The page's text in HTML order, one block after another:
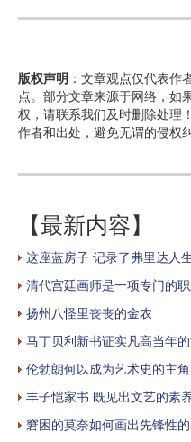
版权声明 ：文章观点仅代表作
点。部分文章来源于网络，如
权，请联系我们及时删除处理
作者和出处，避免无谓的侵权纠
【最新内容】
这座蓝房子 记录了弗里达人
清代宫廷画师是一项专门的
扬州八怪里丧丧的金农
马丁贝利新书证实凡高当年
伦勃朗何以成为艺术史的主
丰子恺家书 既见出文艺的素
窘困的莫奈如何画出先锋性